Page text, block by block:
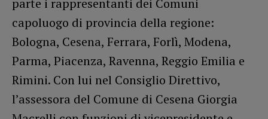
capoluogo di provincia della regione:
Bologna, Cesena, Ferrara, Forlì, Modena,
Parma, Piacenza, Ravenna, Reggio Emilia e
Rimini. Con lui nel Consiglio Direttivo,
l’assessora del Comune di Cesena Giorgia